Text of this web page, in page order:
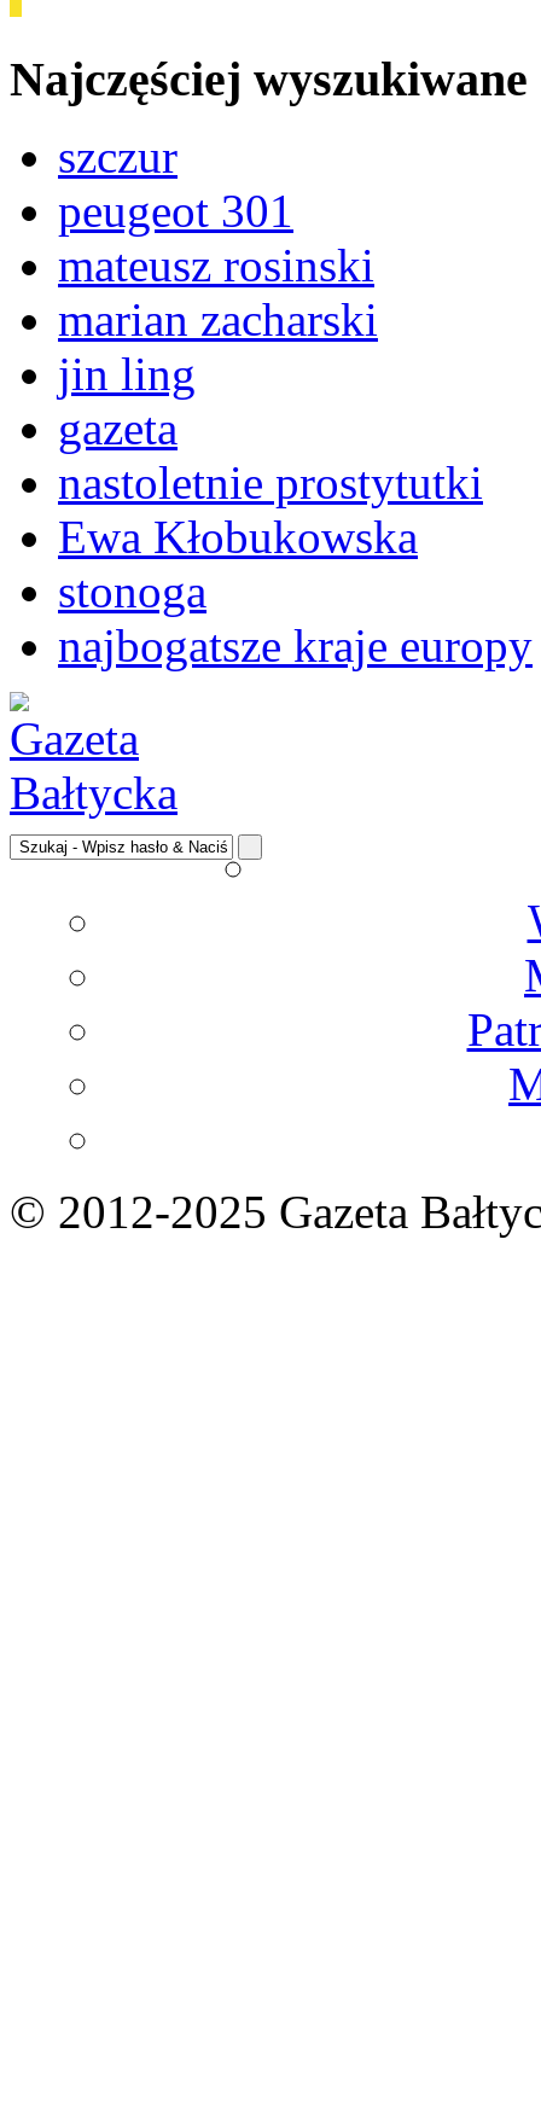
Najczęściej wyszukiwane
szczur
peugeot 301
mateusz rosinski
marian zacharski
jin ling
gazeta
nastoletnie prostytutki
Ewa Kłobukowska
stonoga
najbogatsze kraje europy
© 2012-2025 Gazeta